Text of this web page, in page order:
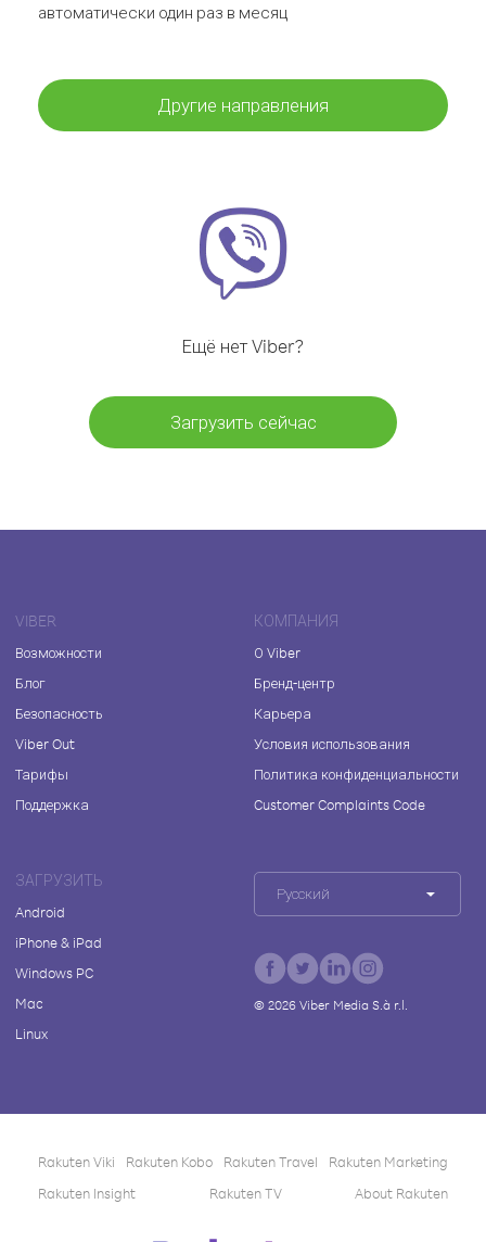
автоматически один раз в месяц
Другие направления
Ещё нет Viber?
Загрузить сейчас
VIBER
Возможности
Блог
Безопасность
Viber Out
Тарифы
Поддержка
КОМПАНИЯ
О Viber
Бренд-центр
Карьера
Условия использования
Политика конфиденциальности
Customer Complaints Code
ЗАГРУЗИТЬ
Android
iPhone & iPad
Windows PC
Mac
Linux
Русский
© 2026Viber Media S.à r.l.
Rakuten Viki Rakuten Kobo Rakuten Travel
Rakuten Marketing
Rakuten Insight
Rakuten TV About Rakuten